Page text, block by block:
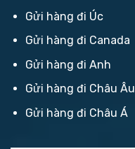
Gửi hàng đi Úc
Gửi hàng đi Canada
Gửi hàng đi Anh
Gửi hàng đi Châu Âu
Gửi hàng đi Châu Á